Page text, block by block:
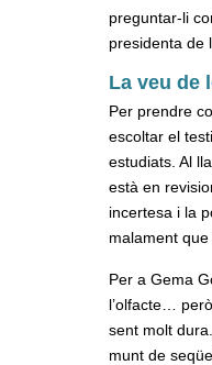
preguntar-li
presidenta de
La veu de
Per prendre
escoltar el
estudiats. Al
està en
incertesa i la
malament
Per a Gema
l’olfacte…
sent molt
munt de